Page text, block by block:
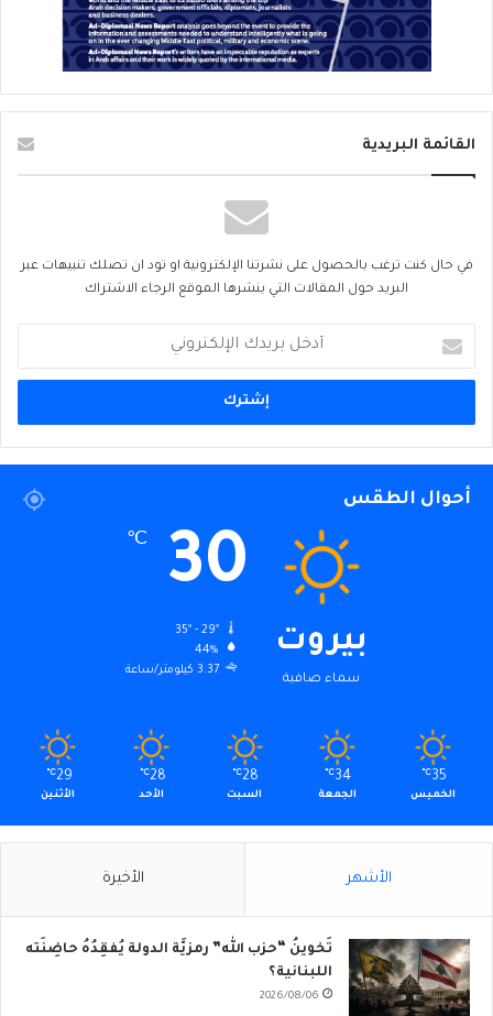
القائمة البريدية
في حال كنت ترغب بالحصول على نشرتنا الإلكترونية او تود ان تصلك تنبيهات عبر
البريد حول المقالات التي ينشرها الموقع الرجاء الاشتراك
بريدك
الإلكتروني
أحوال الطقس
بيروت
سماء صافية
30
℃
44%
3.37 كيلومتر/ساعة
35
℃
الخميس
34
℃
الجمعة
28
℃
السبت
28
℃
الأحد
29
℃
الأثنين
الأشهر الأخيرة
تَخوينُ “حزب الله” رمزيَّة الدولة يُفقِدُهُ حاضِنَته
اللبنانية؟
2026/08/06